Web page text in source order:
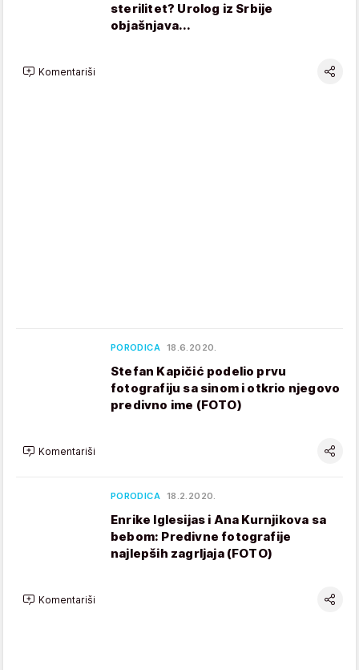
sterilitet? Urolog iz Srbije
objašnjava...
Komentariši
PORODICA 18.6.2020.
Stefan Kapičić podelio prvu
fotografiju sa sinom i otkrio njegovo
predivno ime (FOTO)
Komentariši
PORODICA 18.2.2020.
Enrike Iglesijas i Ana Kurnjikova sa
bebom: Predivne fotografije
najlepših zagrljaja (FOTO)
Komentariši